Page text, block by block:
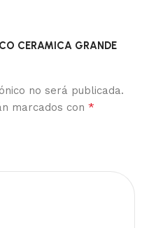
CERAMICA GRANDE
no será publicada.
marcados con *